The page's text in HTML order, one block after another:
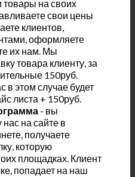
на своих
свои цены
клиентов,
оформляете
их нам. Мы
товара клиенту, за
150руб.
в этом случае будет
листа + 150руб.
- вы
нас на сайте в
получаете
которую
площадках. Клиент
попадает на наш